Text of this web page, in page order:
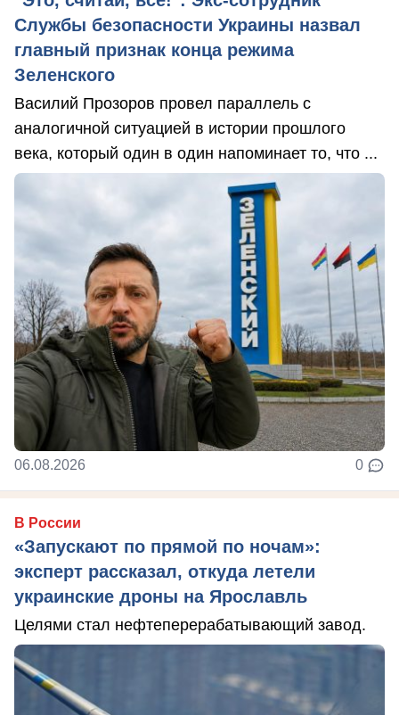
Службы безопасности Украины назвал
главный признак конца режима
Зеленского
Василий Прозоров провел параллель с
аналогичной ситуацией в истории прошлого
века, который один в один напоминает то, что ...
06.08.2026 0
В России
«Запускают по прямой по ночам»:
эксперт рассказал, откуда летели
украинские дроны на Ярославль
Целями стал нефтеперерабатывающий завод.